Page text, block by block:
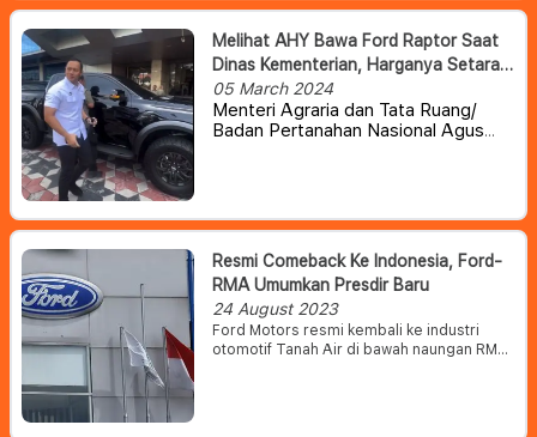
mobil andalan, Next-Gen Ford
Everest, Next-Gen Ford Ranger
Wildtrak, serta hadirnya double cabin
terbaru bagi pecinta offroad, Next-
Gen Ford Ranger Raptor
3.0.Berbekal berbagai teknologi dan
fitur terkini, tiga kendaraan ini dapat
desain yang modern dan gagah.
Melihat AHY Bawa Ford Raptor Saat
Dinas Kementerian, Harganya Setara
5 Avanza Tipe E
05 March 2024
Menteri Agraria dan Tata Ruang/
Badan Pertanahan Nasional Agus
Resmi Comeback Ke Indonesia, Ford-
RMA Umumkan Presdir Baru
24 August 2023
Ford Motors resmi kembali ke industri
otomotif Tanah Air di bawah naungan RMA